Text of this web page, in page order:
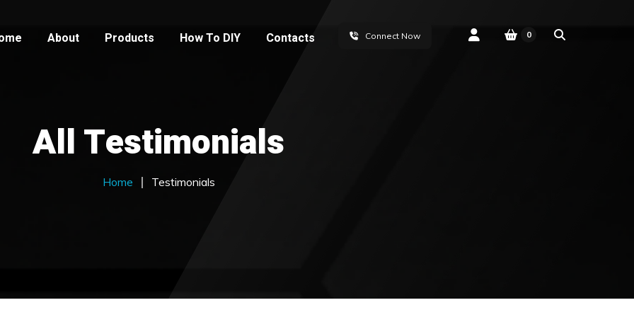
About Products How To DIY Contacts Connect Now 0
All Testimonials
Home Testimonials